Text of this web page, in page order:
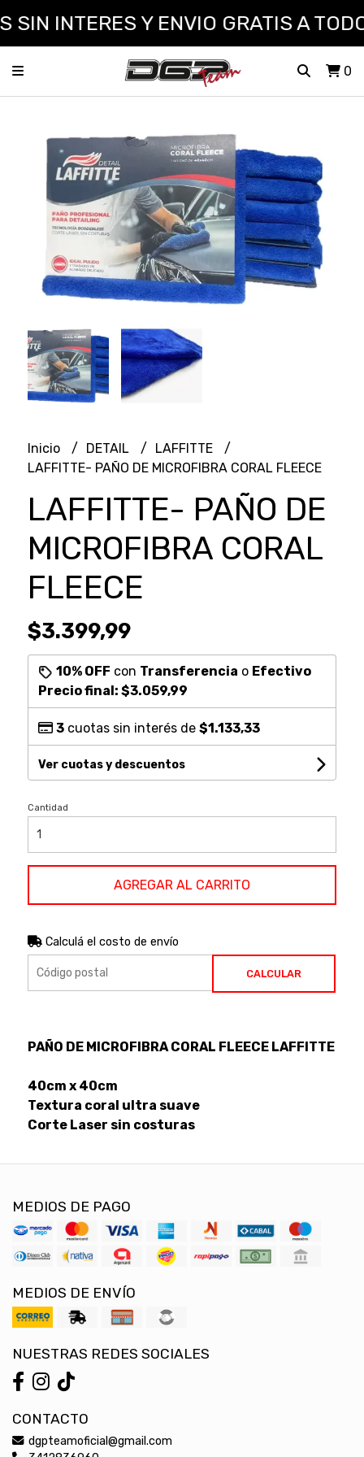
INTERES Y ENVIO GRATIS A
0
Inicio DETAIL
LAFFITTE
LAFFITTE- PAÑO DE MICROFIBRA CORAL FLEECE
LAFFITTE- PAÑO DE
MICROFIBRA CORAL
FLEECE
$3.399,99
10% OFF con Transferencia o Efectivo
Precio final: $3.059,99
3cuotas sin interés de $1.133,33
Ver cuotas y descuentos
Cantidad
AGREGAR AL CARRITO
Calculá el costo de envío
CALCULAR
PAÑO DE MICROFIBRA CORAL FLEECE LAFFITTE
40cm x 40cm
Textura coral ultra suave
Corte Laser sin costuras
MEDIOS DE PAGO
MEDIOS DE ENVÍO
NUESTRAS REDES SOCIALES
CONTACTO
dgpteamoficial@gmail.com